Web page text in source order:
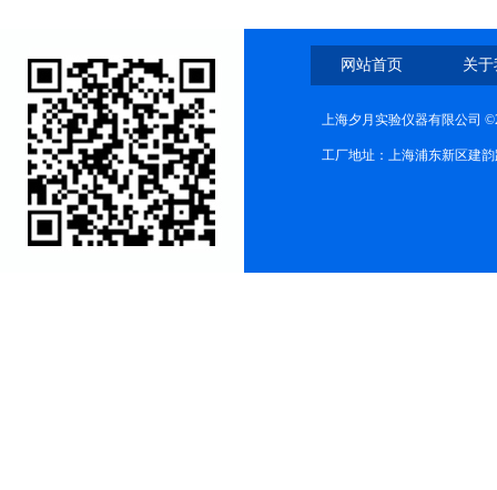
网站首页 关
上海夕月实验仪器有限公司
工厂地址：上海浦东新区建韵